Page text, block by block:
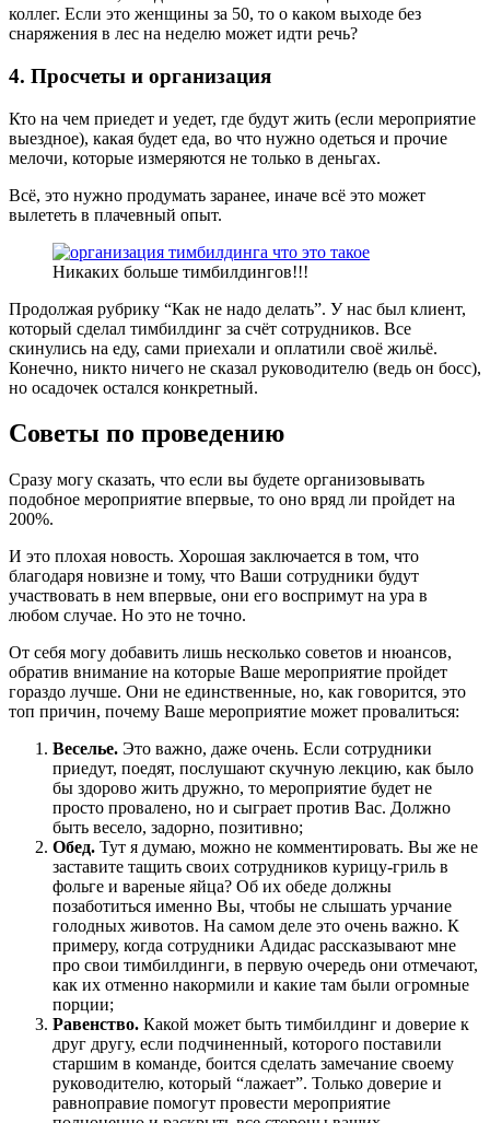
коллег. Если это женщины за 50, то о каком выходе без
снаряжения в лес на неделю может идти речь?
4. Просчеты и организация
Кто на чем приедет и уедет, где будут жить (если мероприятие
выездное), какая будет еда, во что нужно одеться и прочие
мелочи, которые измеряются не только в деньгах.
Всё, это нужно продумать заранее, иначе всё это может
вылететь в плачевный опыт.
Никаких больше тимбилдингов!!!
Продолжая рубрику “Как не надо делать”. У нас был клиент,
который сделал тимбилдинг за счёт сотрудников. Все
скинулись на еду, сами приехали и оплатили своё жильё.
Конечно, никто ничего не сказал руководителю (ведь он босс),
но осадочек остался конкретный.
Советы по проведению
Сразу могу сказать, что если вы будете организовывать
подобное мероприятие впервые, то оно вряд ли пройдет на
200%.
И это плохая новость. Хорошая заключается в том, что
благодаря новизне и тому, что Ваши сотрудники будут
участвовать в нем впервые, они его воспримут на ура в
любом случае. Но это не точно.
От себя могу добавить лишь несколько советов и нюансов,
обратив внимание на которые Ваше мероприятие пройдет
гораздо лучше. Они не единственные, но, как говорится, это
топ причин, почему Ваше мероприятие может провалиться:
Веселье. Это важно, даже очень. Если сотрудники
приедут, поедят, послушают скучную лекцию, как было
бы здорово жить дружно, то мероприятие будет не
просто провалено, но и сыграет против Вас. Должно
быть весело, задорно, позитивно;
Обед. Тут я думаю, можно не комментировать. Вы же не
заставите тащить своих сотрудников курицу-гриль в
фольге и вареные яйца? Об их обеде должны
позаботиться именно Вы, чтобы не слышать урчание
голодных животов. На самом деле это очень важно. К
примеру, когда сотрудники Адидас рассказывают мне
про свои тимбилдинги, в первую очередь они отмечают,
как их отменно накормили и какие там были огромные
порции;
Равенство. Какой может быть тимбилдинг и доверие к
друг другу, если подчиненный, которого поставили
старшим в команде, боится сделать замечание своему
руководителю, который “лажает”. Только доверие и
равноправие помогут провести мероприятие